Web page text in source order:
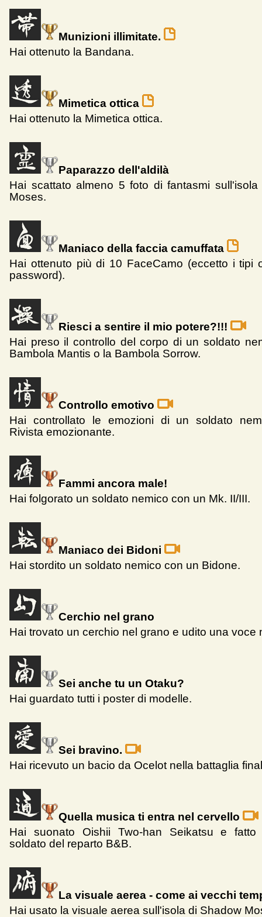
Munizioni illimitate.
Hai ottenuto la Bandana.
Mimetica ottica
Hai ottenuto la Mimetica ottica.
Paparazzo dell'aldilà
Hai scattato almeno 5 foto di fantasmi
Moses.
Maniaco della faccia camuffata
Hai ottenuto più di 10 FaceCamo (eccetto i tipi
password).
Riesci a sentire il mio potere?!!!
Hai preso il controllo del corpo di un soldato
Bambola Mantis o la Bambola Sorrow.
Controllo emotivo
Hai controllato le emozioni di un soldato
Rivista emozionante.
Fammi ancora male!
Hai folgorato un soldato nemico con un Mk. II/III.
Maniaco dei Bidoni
Hai stordito un soldato nemico con un Bidone.
Cerchio nel grano
Hai trovato un cerchio nel grano e udito una voce
Sei anche tu un Otaku?
Hai guardato tutti i poster di modelle.
Sei bravino.
Hai ricevuto un bacio da Ocelot nella battaglia
Quella musica ti entra nel cervello
Hai suonato Oishii Two-han Seikatsu e fatto
soldato del reparto B&B.
La visuale aerea - come ai vecchi
Hai usato la visuale aerea sull'isola di Shadow